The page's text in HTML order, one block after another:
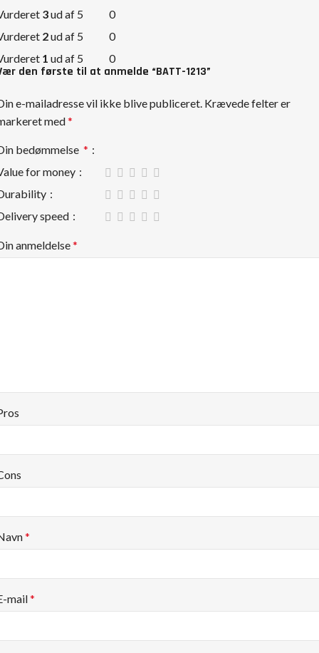
3ud af 5
0
2ud af 5
0
1 ud af 5 0
den første til at anmelde “BATT-1213”
e-mailadresse vil ikke blive publiceret. Krævede felter er
med*
bedømmelse *
for money
speed
anmeldelse*
*
mail*